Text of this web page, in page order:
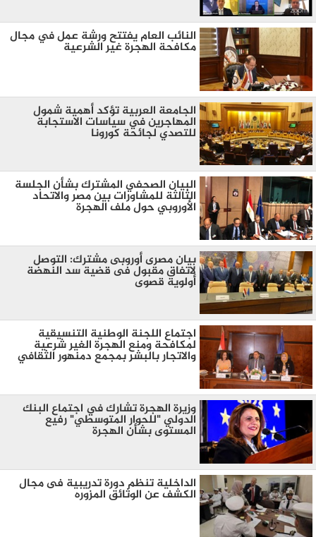
النائب العام يفتتح ورشة عمل في مجال
مكافحة الهجرة غير الشرعية
الجامعة العربية تؤكد أهمية شمول
المهاجرين في سياسات الاستجابة
للتصدي لجائحة كورونا
البيان الصحفي المشترك بشأن الجلسة
الثالثة للمشاورات بين مصر والاتحاد
الأوروبي حول ملف الهجرة
بيان مصرى أوروبى مشترك: التوصل
لاتفاق مقبول فى قضية سد النهضة
أولوية قصوى
اجتماع اللجنة الوطنية التنسيقية
لمكافحة ومنع الهجرة الغير شرعية
والاتجار بالبشر بمجمع دمنهور الثقافي
وزيرة الهجرة تشارك في اجتماع البنك
الدولي "للحوار المتوسطي" رفيع
المستوى بشأن الهجرة
الداخلية تنظم دورة تدريبية فى مجال
الكشف عن الوثائق المزوره